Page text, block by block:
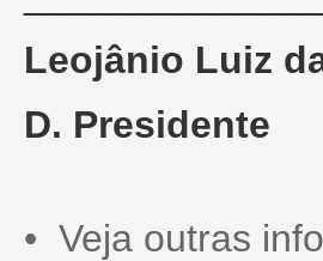
Leojânio Luiz
D. Presidente
• Veja outras